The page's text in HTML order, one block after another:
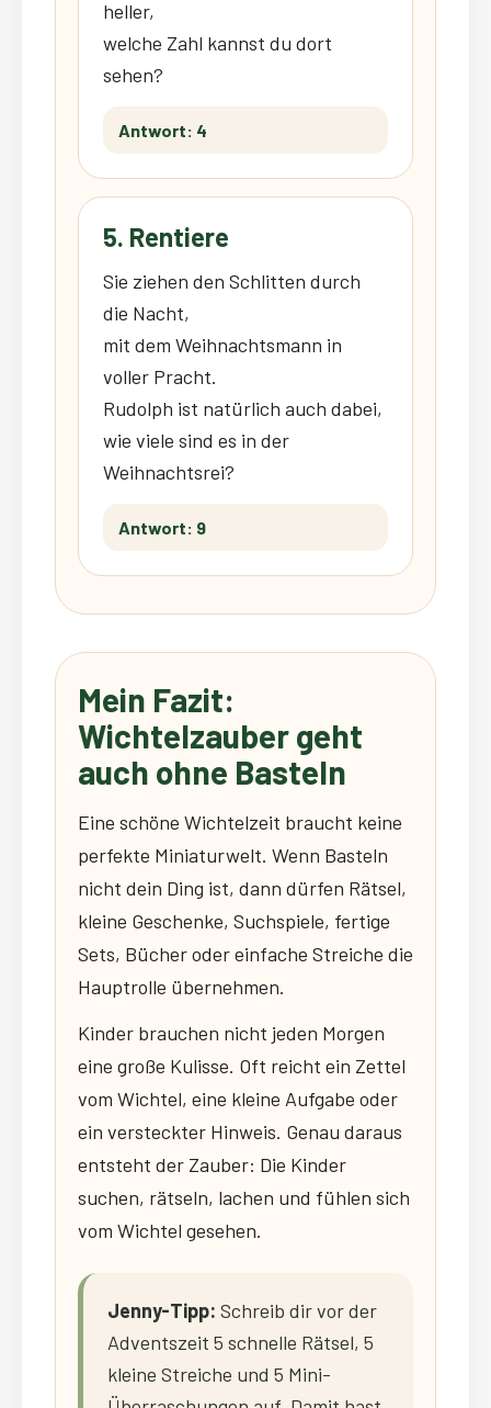
heller,
welche Zahl kannst du dort
sehen?
Antwort: 4
5. Rentiere
Sie ziehen den Schlitten durch
die Nacht,
mit dem Weihnachtsmann in
voller Pracht.
Rudolph ist natürlich auch dabei,
wie viele sind es in der
Weihnachtsrei?
Antwort: 9
Mein Fazit:
Wichtelzauber geht
auch ohne Basteln
Eine schöne Wichtelzeit braucht keine
perfekte Miniaturwelt. Wenn Basteln
nicht dein Ding ist, dann dürfen Rätsel,
kleine Geschenke, Suchspiele, fertige
Sets, Bücher oder einfache Streiche die
Hauptrolle übernehmen.
Kinder brauchen nicht jeden Morgen
eine große Kulisse. Oft reicht ein Zettel
vom Wichtel, eine kleine Aufgabe oder
ein versteckter Hinweis. Genau daraus
entsteht der Zauber: Die Kinder
suchen, rätseln, lachen und fühlen sich
vom Wichtel gesehen.
Jenny-Tipp: Schreib dir vor der
Adventszeit 5 schnelle Rätsel, 5
kleine Streiche und 5 Mini-